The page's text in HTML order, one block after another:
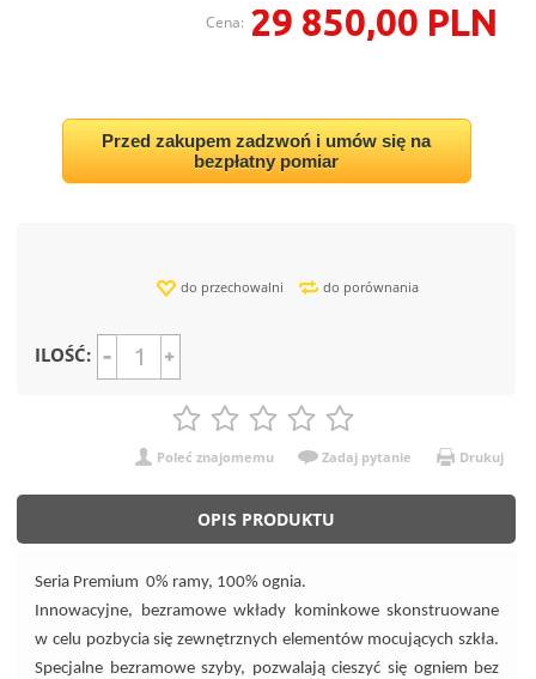
Cena: 29 850,00 PLN
Przed zakupem zadzwoń i umów się na
bezpłatny pomiar
do przechowalni do porównania
ILOŚĆ:
Poleć znajomemu Zadaj pytanie Drukuj
OPIS PRODUKTU
Seria Premium 0% ramy, 100% ognia.
Innowacyjne, bezramowe wkłady kominkowe skonstruowane
w celu pozbycia się zewnętrznych elementów mocujących szkła.
Specjalne bezramowe szyby, pozwalają cieszyć się ogniem bez